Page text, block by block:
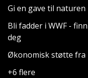
Gi en gave til naturen
Bli fadder i WWF -
deg
Økonomisk støtte
+6 flere